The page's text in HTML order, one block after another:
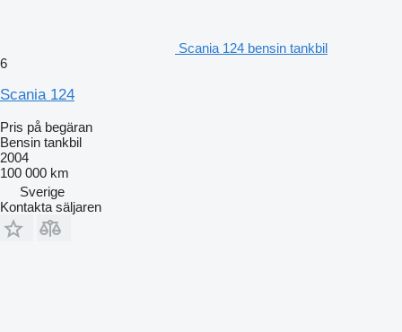
Scania 124 bensin tankbil
6
Scania 124
Pris på begäran
Bensin tankbil
2004
100 000 km
Sverige
Kontakta säljaren